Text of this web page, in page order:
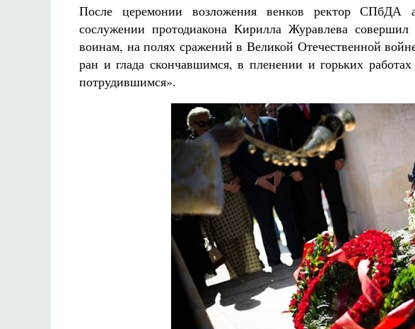
После церемонии возложения венков ректор СПбДА
сослужении протодиакона Кирилла Журавлева
воинам, на полях сражений в Великой Отечественной
ран и глада скончавшимся, в пленении и горьких
потрудившимся».